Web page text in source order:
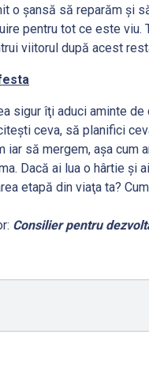
o şansă să reparăm şi
pentru tot ce este viu.
viitorul după acest
sigur îţi aduci aminte de
ceva, să planifici
să mergem, aşa cum
Dacă ai lua o hârtie şi
etapă din viaţa ta?
Consilier pentru